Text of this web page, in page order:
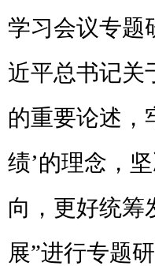
学习会议专题
近平总书记关
的重要论述，
绩’的理念，
向，更好统筹
展”进行专题